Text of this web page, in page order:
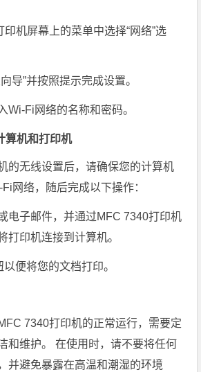
印机屏幕上的菜单中选择“网络”选
导”并按照提示完成设置。
Wi-Fi网络的名称和密码。
算机和打印机
的无线设置后，请确保您的计算机
网络，随后完成以下操作：
电子邮件，并通过MFC 7340打印机
打印机连接到计算机。
以便将您的文档打印。
7340打印机的正常运行，需要定
和维护。 在使用时，请不要将任何
并避免暴露在高温和潮湿的环境